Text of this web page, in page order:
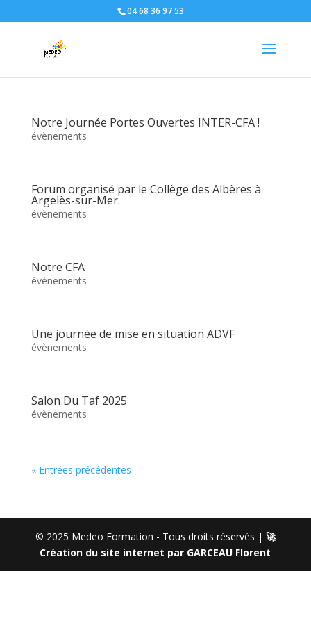
04 68 36 97 53
Notre Journée Portes Ouvertes INTER-CFA !
évènements
Forum organisé par le Collège des Albères à
Argelès-sur-Mer.
évènements
Notre CFA
évènements
Une journée de mise en situation ADVF
évènements
Salon Du Taf 2025
évènements
« Entrées précédentes
© 2025 Medeo Formation - Tous droits réservés | 🚀
Création du site internet par GARCEAU Florent